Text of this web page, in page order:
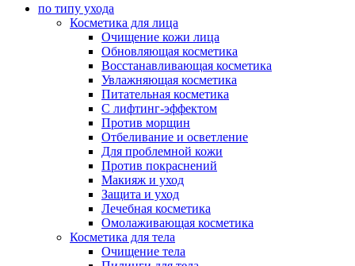
по типу ухода
Косметика для лица
Очищение кожи лица
Обновляющая косметика
Восстанавливающая косметика
Увлажняющая косметика
Питательная косметика
С лифтинг-эффектом
Против морщин
Отбеливание и осветление
Для проблемной кожи
Против покраснений
Макияж и уход
Защита и уход
Лечебная косметика
Омолаживающая косметика
Косметика для тела
Очищение тела